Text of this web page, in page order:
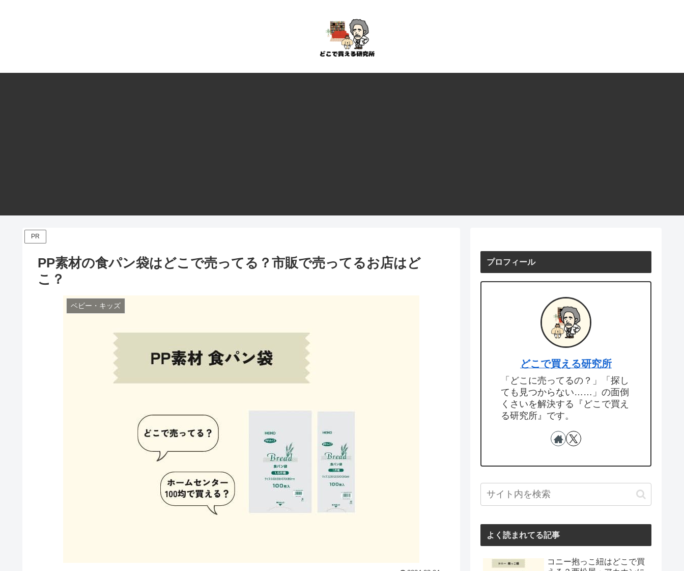
PR
PP素材の食パン袋はどこで売ってる？市販で売ってるお店はど
こ？
ベビー・キッズ
プロフィール
どこで買える研究所
「どこに売ってるの？」「探し
ても見つからない……」の面倒
くさいを解決する『どこで買え
る研究所』です。
よく読まれてる記事
コニー抱っこ紐はどこで買